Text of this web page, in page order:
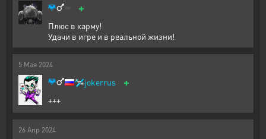
+
Плюс в карму!
Удачи в игре и в реальной жизни!
5 Мая 2024
🛩️jokerrus +
+++
26 Апр 2024